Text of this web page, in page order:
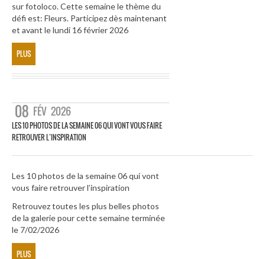
sur fotoloco. Cette semaine le thème du
défi est: Fleurs. Participez dès maintenant
et avant le lundi 16 février 2026
PLUS
08 FÉV 2026
LES 10 PHOTOS DE LA SEMAINE 06 QUI VONT VOUS FAIRE
RETROUVER L’INSPIRATION
Les 10 photos de la semaine 06 qui vont
vous faire retrouver l’inspiration
Retrouvez toutes les plus belles photos
de la galerie pour cette semaine terminée
le 7/02/2026
PLUS